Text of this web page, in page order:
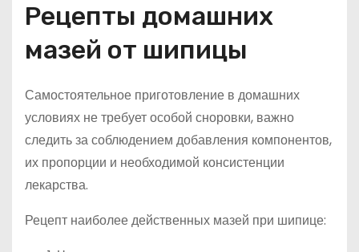
Рецепты домашних
мазей от шипицы
Самостоятельное приготовление в домашних
условиях не требует особой сноровки, важно
следить за соблюдением добавления компонентов,
их пропорции и необходимой консистенции
лекарства.
Рецепт наиболее действенных мазей при шипице: